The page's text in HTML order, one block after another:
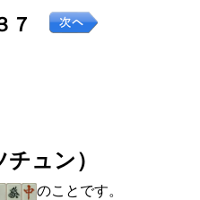
７
ュン）
のことです。